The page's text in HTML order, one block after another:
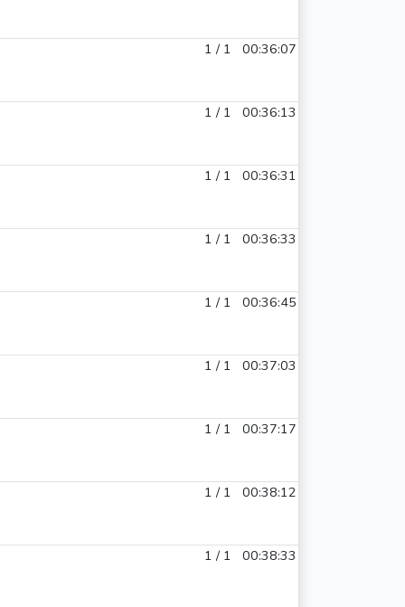
1 / 1 00:36:07
1 / 1 00:36:13
1 / 1 00:36:31
1 / 1 00:36:33
1 / 1 00:36:45
1 / 1 00:37:03
1 / 1 00:37:17
1 / 1 00:38:12
1 / 1 00:38:33